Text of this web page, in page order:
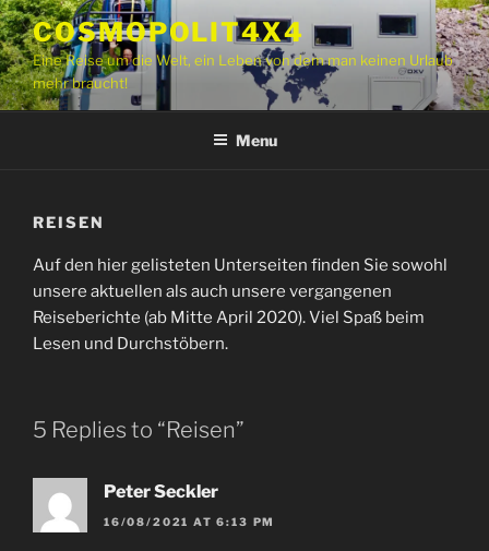
Skip
to
content
COSMOPOLIT4X4
Eine Reise um die Welt, ein Leben von dem man keinen Urlaub
mehr braucht!
Menu
REISEN
Auf den hier gelisteten Unterseiten finden Sie sowohl
unsere aktuellen als auch unsere vergangenen
Reiseberichte (ab Mitte April 2020).Viel Spaß beim
Lesen und Durchstöbern.
5 Replies to “Reisen”
Peter Seckler
16/08/2021 AT 6:13 PM